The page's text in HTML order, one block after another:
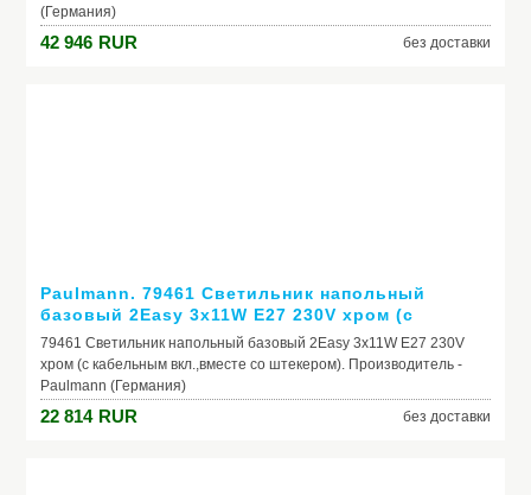
(Германия)
42 946 RUR без доставки
Paulmann. 79461 Cветильник напольный
базовый 2Easy 3x11W E27 230V хром (с
кабельным вкл.,вместе со штекером)
79461 Cветильник напольный базовый 2Easy 3x11W E27 230V
хром (с кабельным вкл.,вместе со штекером). Производитель -
Paulmann (Германия)
22 814 RUR без доставки